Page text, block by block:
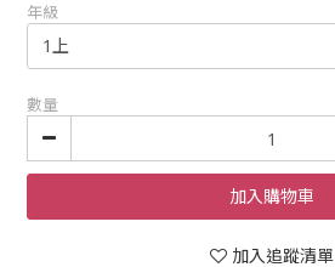
年級
數量
加入購物車
加入追蹤清單